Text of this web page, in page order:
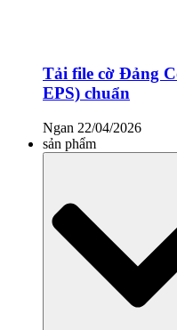
Tải file cờ Đảng
EPS) chuẩn
Ngan 22/04/2026
sản phẩm